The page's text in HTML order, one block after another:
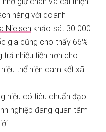
hàng với doanh
Nielsen khảo sát 30.000
gia cũng cho thấy 66%
trả nhiều tiền hơn cho
thể hiện cam kết xã
hiệu có tiêu chuẩn đạo
nghiệp đang quan tâm